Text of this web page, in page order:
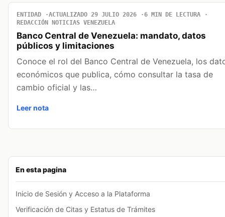
En esta pagina
Inicio de Sesión y Acceso a la Plataforma
Verificación de Citas y Estatus de Trámites
ENTIDAD ACTUALIZADO 29 JULIO 2026
6 MIN DE LECTURA
REDACCIÓN NOTICIAS VENEZUELA
Banco Central de Venezuela: mandato, datos
públicos y limitaciones
Conoce el rol del Banco Central de Venezuela, los
económicos que publica, cómo consultar la tasa de
cambio oficial y las…
Leer nota